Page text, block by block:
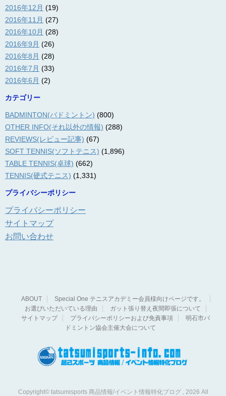
2016年12月 (19)
2016年11月 (27)
2016年10月 (28)
2016年9月 (26)
2016年8月 (28)
2016年7月 (33)
2016年6月 (2)
カテゴリー
BADMINTON(バドミントン) (800)
OTHER INFO(それ以外の情報) (288)
REVIEWS(レビュー記事) (67)
SOFT TENNIS(ソフトテニス) (1,896)
TABLE TENNIS(卓球) (662)
TENNIS(硬式テニス) (1,331)
プライバシーポリシー
プライバシーポリシー
サイトマップ
お問い合わせ
ABOUT
Special One テニスアカデミー会員様向けページです。
お選びいただいている理由
ガット張り替え夜間即張について
サイトマップ
プライバシーポリシーおよび免責事項
明石市バ
ドミントン協会主催大会について
Copyright© tatsumisports 商品情報/イベント情報特化ブログ , 2026 All